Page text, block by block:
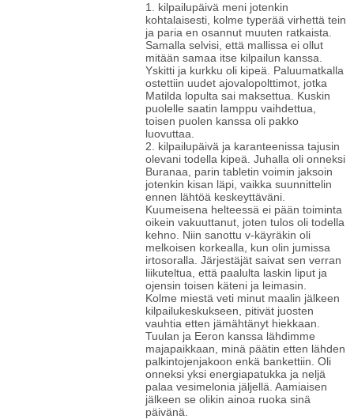
1. kilpailupäivä meni jotenkin
kohtalaisesti, kolme typerää virhettä tein
ja paria en osannut muuten ratkaista.
Samalla selvisi, että mallissa ei ollut
mitään samaa itse kilpailun kanssa.
Yskitti ja kurkku oli kipeä. Paluumatkalla
ostettiin uudet ajovalopolttimot, jotka
Matilda lopulta sai maksettua. Kuskin
puolelle saatin lamppu vaihdettua,
toisen puolen kanssa oli pakko
luovuttaa.
2. kilpailupäivä ja karanteenissa tajusin
olevani todella kipeä. Juhalla oli onneksi
Buranaa, parin tabletin voimin jaksoin
jotenkin kisan läpi, vaikka suunnittelin
ennen lähtöä keskeyttäväni.
Kuumeisena helteessä ei pään toiminta
oikein vakuuttanut, joten tulos oli todella
kehno. Niin sanottu v-käyräkin oli
melkoisen korkealla, kun olin jumissa
irtosoralla. Järjestäjät saivat sen verran
liikuteltua, että paalulta laskin liput ja
ojensin toisen käteni ja leimasin.
Kolme miestä veti minut maalin jälkeen
kilpailukeskukseen, pitivät juosten
vauhtia etten jämähtänyt hiekkaan.
Tuulan ja Eeron kanssa lähdimme
majapaikkaan, minä päätin etten lähden
palkintojenjakoon enkä bankettiin. Oli
onneksi yksi energiapatukka ja neljä
palaa vesimelonia jäljellä. Aamiaisen
jälkeen se olikin ainoa ruoka sinä
päivänä.